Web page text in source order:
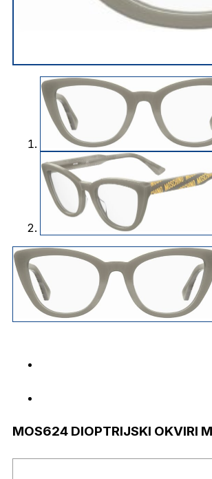
MOS624 DIOPTRIJSKI OKVIRI